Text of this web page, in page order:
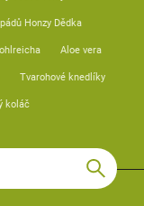
Honzy Dědka
Aloe vera
Tvarohové knedlíky
koláč